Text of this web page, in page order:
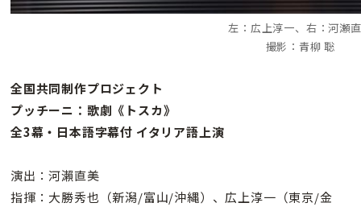
左：広上淳一、右：河瀬
撮影：青柳 聡
全国共同制作プロジェクト
プッチーニ：歌劇《トスカ》
全3幕・日本語字幕付 イタリア語上演
演出：河瀨直美
指揮：大勝秀也（新潟/富山/沖縄）、広上淳一（東京/金